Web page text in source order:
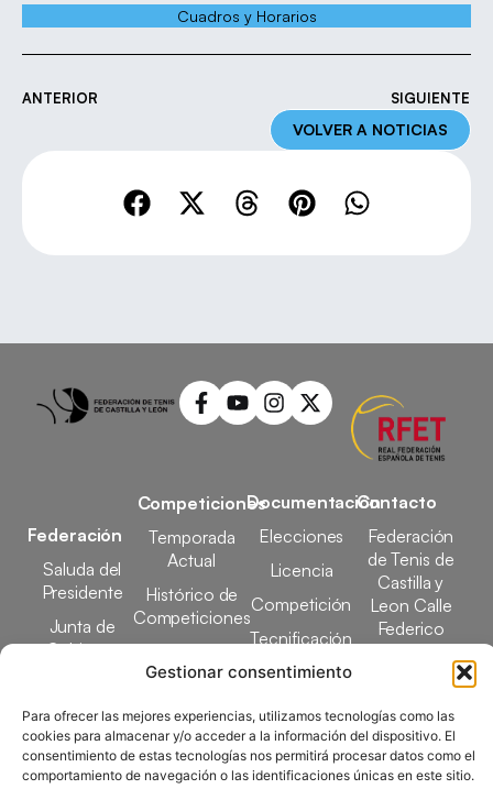
Gestionar consentimiento
Para ofrecer las mejores experiencias, utilizamos tecnologías como las
cookies para almacenar y/o acceder a la información del dispositivo. El
consentimiento de estas tecnologías nos permitirá procesar datos como el
comportamiento de navegación o las identificaciones únicas en este sitio.
Cuadros y Horarios
ANTERIOR SIGUIENTE
VOLVER A NOTICIAS
Federación
Saluda del
Presidente
Junta de
Gobierno
Elecciones
Clubes
Federados
Competiciones
Temporada
Actual
Histórico de
Competiciones
Arbitrales
Documentación
Elecciones
Licencia
Competición
Tecnificación
Docencia
Contacto
Federación
de Tenis de
Castilla y
Leon Calle
Federico
983 24 94 26